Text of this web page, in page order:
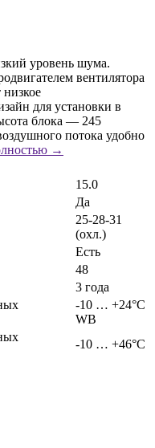
уровень шума.
вентилятора
низкое
для установки в
блока — 245
потока удобно
→
15.0
Да
25-28-31
(охл.)
Есть
48
3 года
-10 … +24°C
WB
-10 … +46°C